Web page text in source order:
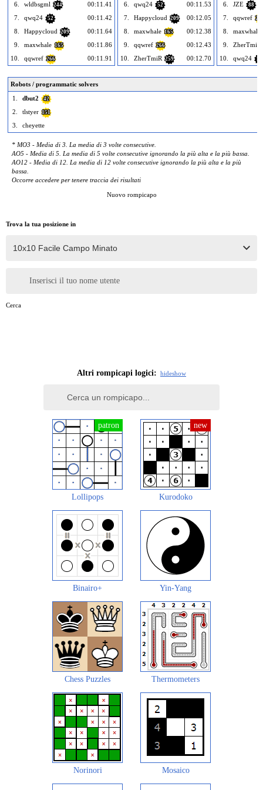
6.
wldbsgml 244
00:11.41
7.
qwq24 52
00:11.42
8.
Happycloud 209
00:11.64
9.
maxwhale 165
00:11.86
10.
qqwref 266 00:11.91
6.
qwq24 52
00:11.53
7.
Happycloud 209
00:12.05
8.
maxwhale 165
00:12.38
9.
qqwref 266
00:12.43
10.
ZherTmiR 259 00:12.70
6.
JZE 88
7. qqwref
8.
maxwhale
9.
ZherTmiR
10.
qwq24 52
Robots / programmatic solvers
1.
dbut2 42
2. tlstyer 151
3. cheyette
* MO3 - Media di 3. La media di 3 volte consecutive.
AO5 - Media di 5. La media di 5 volte consecutive ignorando la più alta e la più bassa.
AO12 - Media di 12. La media di 12 volte consecutive ignorando la più alta e la più
bassa.
Occorre accedere per tenere traccia dei risultati
Nuovo rompicapo
Trova la tua posizione in
Inserisci il tuo nome utente
Cerca
Altri rompicapi logici: hideshow
Lollipops Kurodoko
Binairo+ Yin-Yang
Chess Puzzles Thermometers
Norinori Mosaico